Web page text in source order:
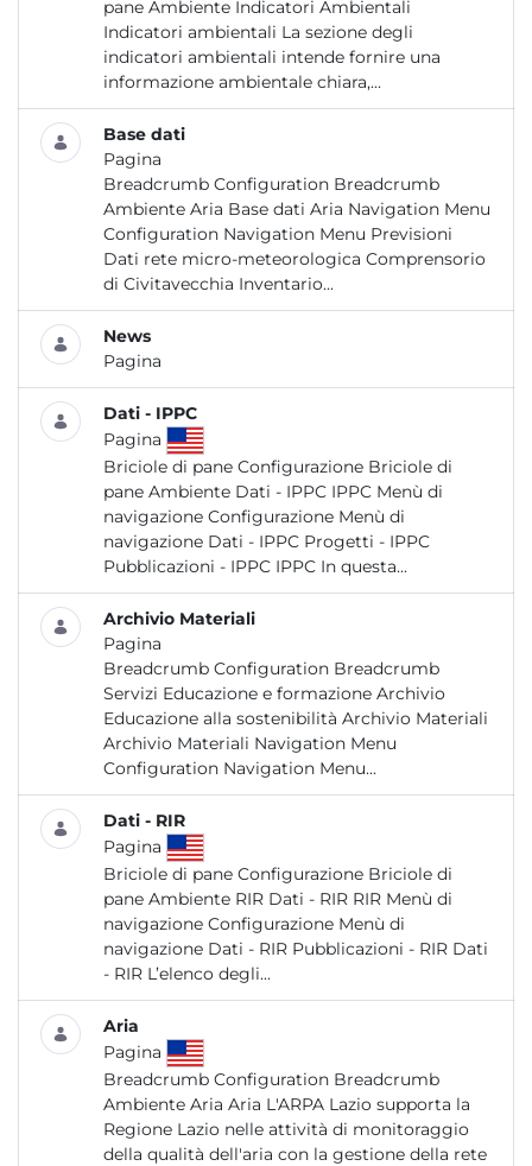
pane Ambiente Indicatori Ambientali
Indicatori ambientali La sezione degli
indicatori ambientali intende fornire una
informazione ambientale chiara,...
Base dati
Pagina
Breadcrumb Configuration Breadcrumb
Ambiente Aria Base dati Aria Navigation Menu
Configuration Navigation Menu Previsioni
Dati rete micro-meteorologica Comprensorio
di Civitavecchia Inventario...
News
Pagina
Dati - IPPC
Pagina
Briciole di pane Configurazione Briciole di
pane Ambiente Dati - IPPC IPPC Menù di
navigazione Configurazione Menù di
navigazione Dati - IPPC Progetti - IPPC
Pubblicazioni - IPPC IPPC In questa...
Archivio Materiali
Pagina
Breadcrumb Configuration Breadcrumb
Servizi Educazione e formazione Archivio
Educazione alla sostenibilità Archivio Materiali
Archivio Materiali Navigation Menu
Configuration Navigation Menu...
Dati - RIR
Pagina
Briciole di pane Configurazione Briciole di
pane Ambiente RIR Dati - RIR RIR Menù di
navigazione Configurazione Menù di
navigazione Dati - RIR Pubblicazioni - RIR Dati
- RIR L’elenco degli...
Aria
Pagina
Breadcrumb Configuration Breadcrumb
Ambiente Aria Aria L'ARPA Lazio supporta la
Regione Lazio nelle attività di monitoraggio
della qualità dell'aria con la gestione della rete